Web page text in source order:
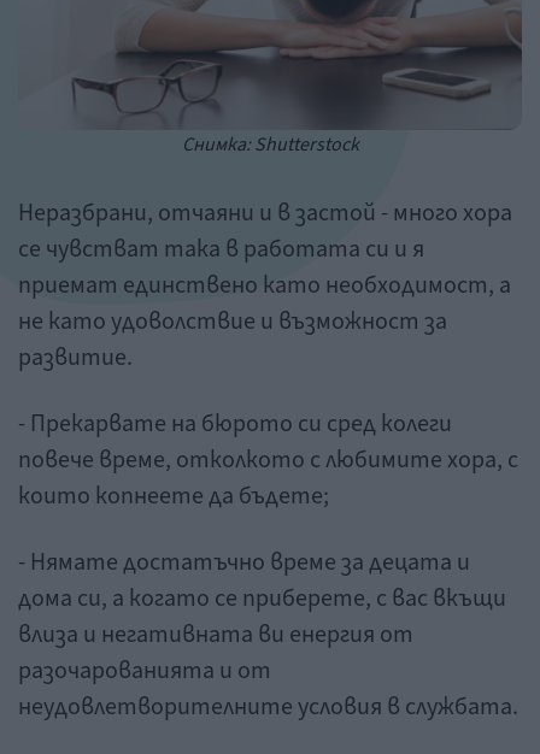
Снимка: Shutterstock
Неразбрани, отчаяни и в застой - много хора
се чувстват така в работата си и я
приемат единствено като необходимост, а
не като удоволствие и възможност за
развитие.
- Прекарвате на бюрото си сред колеги
повече време, отколкото с любимите хора, с
които копнеете да бъдете;
- Нямате достатъчно време за децата и
дома си, а когато се приберете, с вас вкъщи
влиза и негативната ви енергия от
разочарованията и от
неудовлетворителните условия в службата.